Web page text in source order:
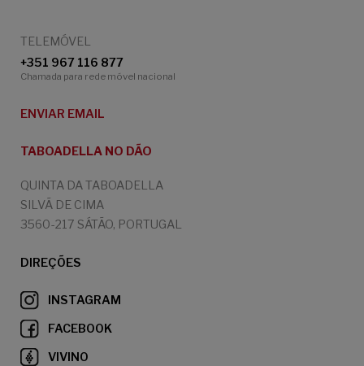
TELEMÓVEL
+351 967 116 877
Chamada para rede móvel nacional
ENVIAR EMAIL
TABOADELLA NO DÃO
QUINTA DA TABOADELLA
SILVÃ DE CIMA
3560-217 SÁTÃO, PORTUGAL
DIREÇÕES
INSTAGRAM
FACEBOOK
VIVINO